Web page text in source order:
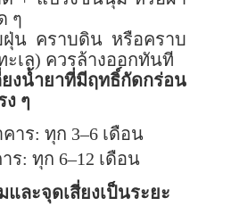
ๆ
ฝุ่น คราบดิน หรือคราบ
ะเล) ควรล้างออกทันที
ยงน้ำยาที่มีฤทธิ์กัดกร่อน
ง ๆ
าร: ทุก 3–6 เดือน
ร: ทุก 6–12 เดือน
ละจุดเสี่ยงเป็นระยะ